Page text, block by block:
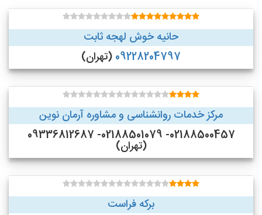
حانیه خوش لهجه ثابت
09228204797 (تهران)
مرکز خدمات روانشناسی و مشاوره آرمان نوین
02188500457- 02188501079- 09336812687
(تهران)
برکه فراست